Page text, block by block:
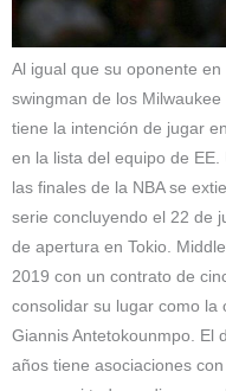
Al igual que su oponente en
swingman de los
tiene la intención de jugar
en la lista del equipo de
las finales de la NBA se
serie concluyendo el 22 de
de apertura en Tokio.
2019 con un contrato de
consolidar su lugar como la
Giannis Antetokounmpo. El
años tiene asociaciones